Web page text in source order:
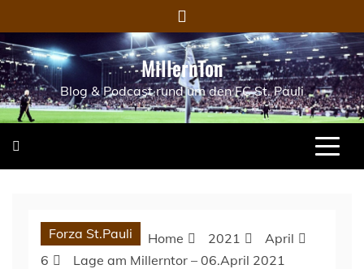
to
content
MillernTon
Blog & Podcast rund um den FC St. Pauli
Forza St.Pauli Home 2021
April
6
Lage am Millerntor – 06.April 2021